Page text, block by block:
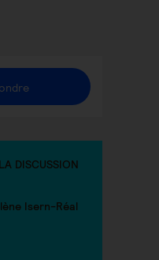
DISCUSSION
Isern-Réal